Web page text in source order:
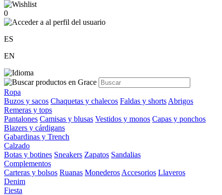
0
ES
EN
Ropa
Buzos y sacos Chaquetas y chalecos Faldas y shorts Abrigos
Remeras y tops
Pantalones Camisas y blusas Vestidos y monos Capas y ponchos
Blazers y cárdigans
Gabardinas y Trench
Calzado
Botas y botines Sneakers Zapatos Sandalias
Complementos
Carteras y bolsos Ruanas Monederos Accesorios Llaveros
Denim
Fiesta